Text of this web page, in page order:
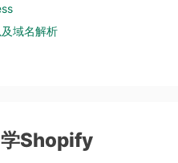
域名解析
Shopify